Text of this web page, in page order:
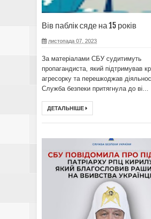
Вів паблік сяде на 15 років
листопада 07, 2023
За матеріалами СБУ судитимуть
пропагандиста, який підтримував
агресорку та перешкоджав
Служба безпеки притягнула до ві...
ДЕТАЛЬНІШЕ